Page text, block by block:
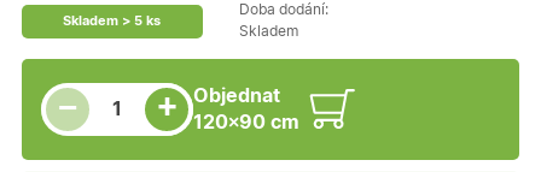
Skladem > 5 ks
Doba dodání:
Skladem
−
Snížit množství
Počet kusů +
Zvýšit množství
Objednat
120×90 cm